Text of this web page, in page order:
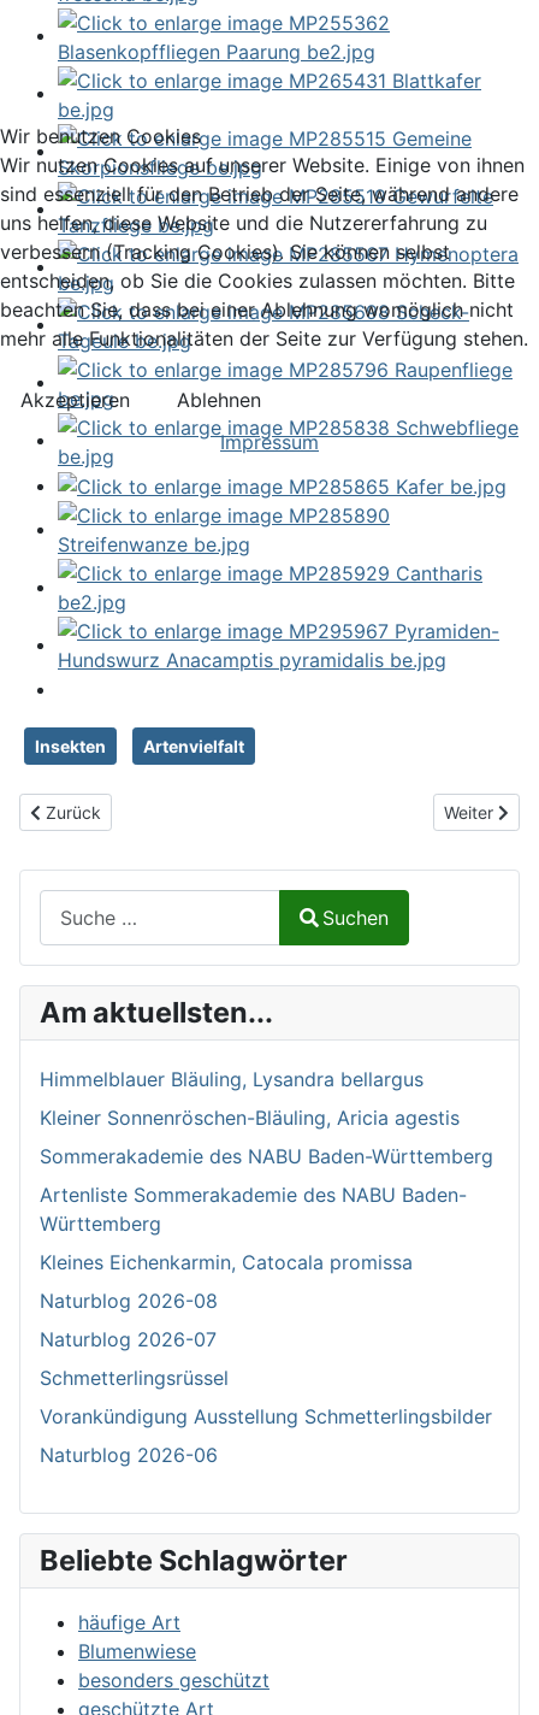
Insekten Artenvielfalt
Vorheriger Beitrag: Naturblog 2024-07
Zurück Nächster
Weiter
Suchen
Am aktuellsten...
Himmelblauer Bläuling, Lysandra bellargus
Kleiner Sonnenröschen-Bläuling, Aricia agestis
Sommerakademie des NABU Baden-Württemberg
Artenliste Sommerakademie des NABU Baden-
Württemberg
Kleines Eichenkarmin, Catocala promissa
Naturblog 2026-08
Naturblog 2026-07
Schmetterlingsrüssel
Vorankündigung Ausstellung Schmetterlingsbilder
Naturblog 2026-06
Beliebte Schlagwörter
häufige Art
Blumenwiese
besonders geschützt
geschützte Art
Wir benutzen Cookies
Wir nutzen Cookies auf unserer Website. Einige von ihnen
sind essenziell für den Betrieb der Seite, während andere
uns helfen, diese Website und die Nutzererfahrung zu
verbessern (Tracking Cookies). Sie können selbst
entscheiden, ob Sie die Cookies zulassen möchten. Bitte
beachten Sie, dass bei einer Ablehnung womöglich nicht
mehr alle Funktionalitäten der Seite zur Verfügung stehen.
Akzeptieren
Ablehnen
Impressum